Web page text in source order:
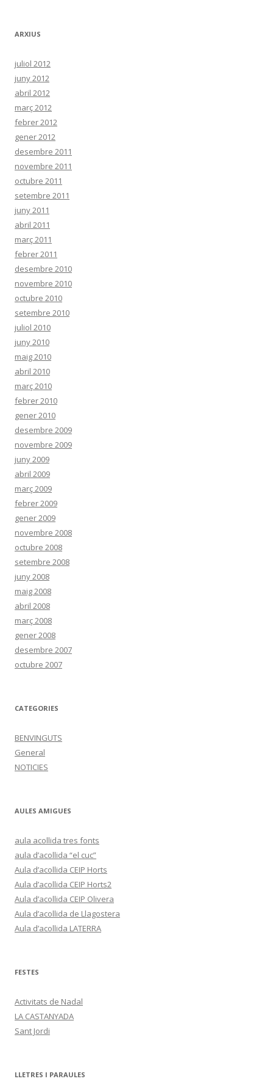
ARXIUS
juliol 2012
juny 2012
abril 2012
març 2012
febrer 2012
gener 2012
desembre 2011
novembre 2011
octubre 2011
setembre 2011
juny 2011
abril 2011
març 2011
febrer 2011
desembre 2010
novembre 2010
octubre 2010
setembre 2010
juliol 2010
juny 2010
maig 2010
abril 2010
març 2010
febrer 2010
gener 2010
desembre 2009
novembre 2009
juny 2009
abril 2009
març 2009
febrer 2009
gener 2009
novembre 2008
octubre 2008
setembre 2008
juny 2008
maig 2008
abril 2008
març 2008
gener 2008
desembre 2007
octubre 2007
CATEGORIES
BENVINGUTS
General
NOTICIES
AULES AMIGUES
aula acollida tres fonts
aula d’acollida “el cuc”
Aula d’acollida CEIP Horts
Aula d’acollida CEIP Horts2
Aula d’acollida CEIP Olivera
Aula d’acollida de Llagostera
Aula d’acollida LATERRA
FESTES
Activitats de Nadal
LA CASTANYADA
Sant Jordi
LLETRES I PARAULES